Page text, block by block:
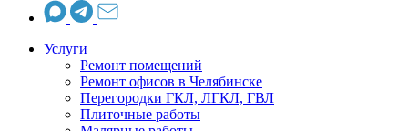
Услуги
Ремонт помещений
Ремонт офисов в Челябинске
Перегородки ГКЛ, ЛГКЛ, ГВЛ
Плиточные работы